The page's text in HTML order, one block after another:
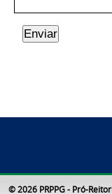
© 2026 PRPPG - Pró-